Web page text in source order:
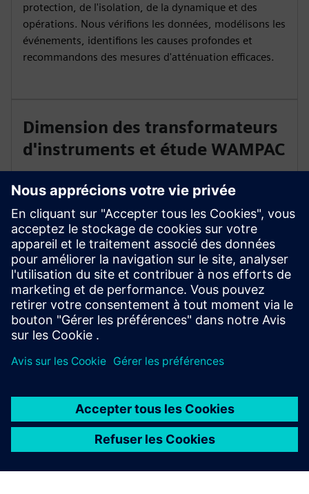
protection, de l'isolation, de la dynamique et des
opérations. Nous vérifions les données, modélisons les
événements, identifions les causes profondes et
recommandons des mesures d'atténuation efficaces.
Dimension des transformateurs
d'instruments et étude WAMPAC
PTI optimise le dimensionnement CT et VT pour les
relais numériques modernes et les contraintes SIG, et
élabore des feuilles de route de surveillance, de
protection et de contrôle à grande échelle pour
prendre en charge la protection et le contrôle
automatisés pour un fonctionnement stable du
réseau.